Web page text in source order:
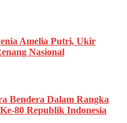
Amelia Putri, Ukir
Nasional
Bendera Dalam Rangka
80 Republik Indonesia